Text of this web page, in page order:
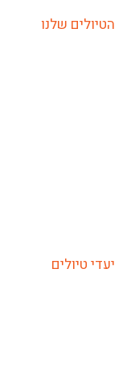
הטיולים שלנו
יעדי טיולים